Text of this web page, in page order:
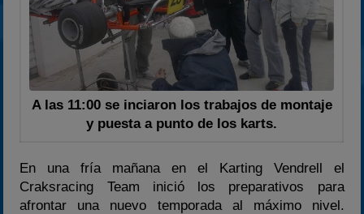
A las 11:00 se inciaron los trabajos de montaje
y puesta a punto de los karts.
En una fría mañana en el Karting Vendrell el
Craksracing Team inició los preparativos para
afrontar una nuevo temporada al máximo nivel.